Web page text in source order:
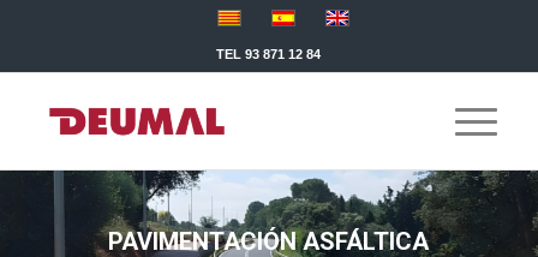
TEL 93 871 12 84
PAVIMENTACIÓN ASFÁLTICA